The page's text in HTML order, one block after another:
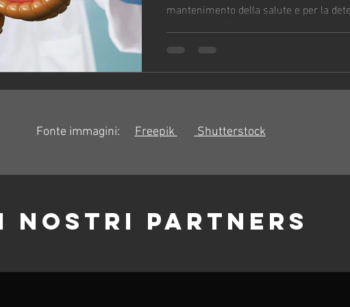
mantenimento della salute e per la
Fonte immagini: Freepik Shutterstock
NOSTRI PARTNERS